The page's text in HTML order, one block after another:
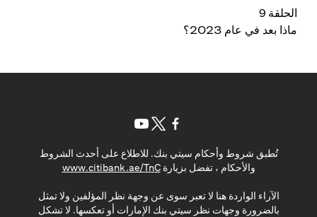
الحلقة 9
ماذا بعد في عام 2023؟
تُطبق شروط وأحكام سيتي بنك. للاطلاع على أحدث الشروط
والأحكام ، تفضل بزيارةwww.citibank.ae/TnC
in a new tab
الآراء الواردة هنا لا تعبر سوى عن وجهة نظر المؤلفين ولا تمثل
بالضرورة وجهات نظر سيتي بنك الإمارات أو تعكسها. لا تشكل